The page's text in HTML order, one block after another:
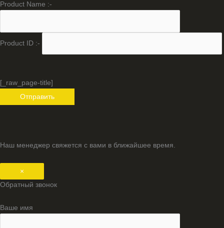
Product Name :-
Product ID :-
[_raw_page-title]
Наш менеджер свяжется с вами в ближайшее время.
×
Обратный звонок
Ваше имя